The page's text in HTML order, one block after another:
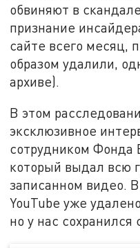
обвиняют в
признание
сайте всего месяц,
образом удалили,
архиве).
В этом
эксклюзивное
сотрудником Фонда
который выдал всю
записанном видео.
YouTube уже
но у нас сохранился